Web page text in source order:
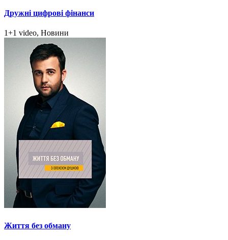
Дружні цифрові фінанси
1+1 video, Новини
Життя без обману